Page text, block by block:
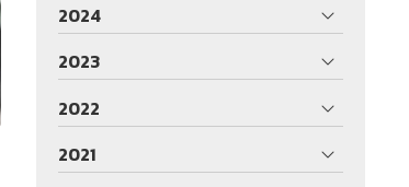
2024
2023
2022
2021